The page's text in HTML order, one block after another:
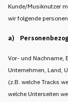
Kunde/Musiknutzer
wir folgende
a)
Vor- und Nachname,
Unternehmen, Land,
(z.B. welche Tracks
welche Unterseiten